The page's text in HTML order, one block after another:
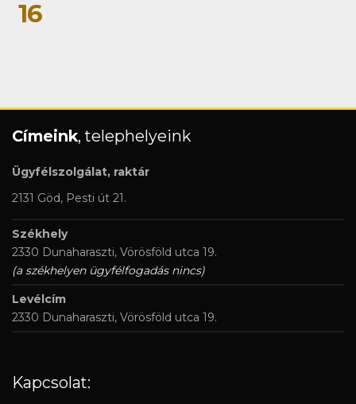
16
Címeink, telephelyeink
Ügyfélszolgálat, raktár
2131 Göd, Pesti út 21.
Székhely
2330 Dunaharaszti, Vörösföld utca 19.
(a székhelyen ügyfélfogadás nincs)
Levélcím
2330 Dunaharaszti, Vörösföld utca 19.
Kapcsolat: